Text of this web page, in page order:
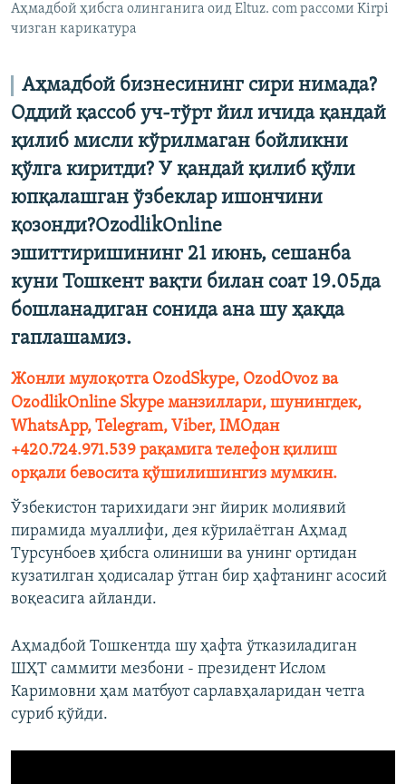
Аҳмадбой ҳибсга олинганига оид Eltuz. com рассоми Kirpi
чизган карикатура
Аҳмадбой бизнесининг сири нимада?
Оддий қассоб уч-тўрт йил ичида қандай
қилиб мисли кўрилмаган бойликни
қўлга киритди? У қандай қилиб қўли
юпқалашган ўзбеклар ишончини
қозонди?OzodlikOnline
эшиттиришининг 21 июнь, сешанба
куни Тошкент вақти билан соат 19.05да
бошланадиган сонида ана шу ҳақда
гаплашамиз.
Жонли мулоқотга OzodSkype, OzodOvoz ва
OzodlikOnline Skype манзиллари, шунингдек,
WhatsApp, Telegram, Viber, IMOдан
+420.724.971.539 рақамига телефон қилиш
орқали бевосита қўшилишингиз мумкин.
Ўзбекистон тарихидаги энг йирик молиявий
пирамида муаллифи, дея кўрилаётган Аҳмад
Турсунбоев ҳибсга олиниши ва унинг ортидан
кузатилган ҳодисалар ўтган бир ҳафтанинг асосий
воқеасига айланди.
Аҳмадбой Тошкентда шу ҳафта ўтказиладиган
ШҲТ саммити мезбони - президент Ислом
Каримовни ҳам матбуот сарлавҳаларидан четга
суриб қўйди.